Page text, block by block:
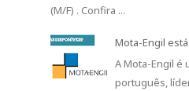
(M/F) . Confira ...
Mota-Engil
A Mota-Engil é
português,